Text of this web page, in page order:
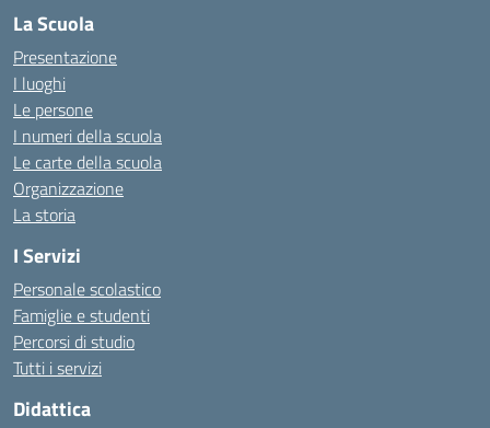
La Scuola
Presentazione
I luoghi
Le persone
I numeri della scuola
Le carte della scuola
Organizzazione
La storia
I Servizi
Personale scolastico
Famiglie e studenti
Percorsi di studio
Tutti i servizi
Didattica